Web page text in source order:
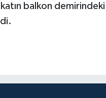
balkon demirindeki